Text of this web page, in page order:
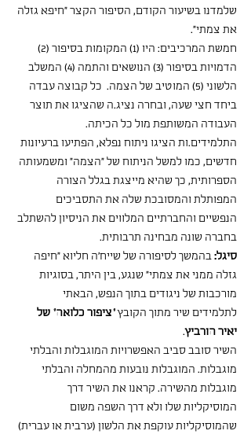
שלמדנו בשיעור הקודם, הסיפור הקצר ״חיפא גזלה
את צמתי״.
חמשת המרכיבים: היו (1) המקומות בסיפור (2)
הדמויות בסיפור (3) הנושאים והתמה (4) המשלב
הלשוני (5) המוטיב של הצמה.  כל קבוצה עבדה
ביחד חצי שעה, ובחרה נציג.ה שהציגו את תוצר
העבודה המשותפת מול כל הכיתה.
התלמידים.ות הציגו ניתוח נפלא, הפתיעו ברעיונות
חדשים, כמו למשל הניתוח של ״הצמה״ ומשמעותה
הספרותית, כך שהיא מייצגת בגלל הצורה
המפותלת והמסובכת שלה את התסביכים
הנפשיים והחברתיים המלווים את הניסיון להשתלב
בחברה שונה מבחינה תרבותית.
סיגל: בהמשך לסיפורה של שייח'ה חליוא "חיפה
גזלה ממני את צמתי" שנגע, בין היתר, בסוגיות
מורכבות של ניגודים בתוך הנפש, הבאתי
לתלמידים שיר מתוך הקובץ "ציפור כלואה" של
יאיר הורביץ.
השיר סובב סביב האפשרויות המוגבלות והבלתי
מוגבלות. המוגבלות נובעות מהמחלה והבלתי
מוגבלות מהשירה. קראנו את השיר דרך
המוסיקליות שלו ולא דרך השפה משום
שהמוסיקליות עוקפת את הלשון (ערבית או עברית)